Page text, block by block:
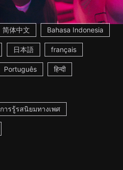
简体中文 Bahasa Indonesia
日本語 français
Português हिन्दी
การรู้รสนิยมทางเพศ